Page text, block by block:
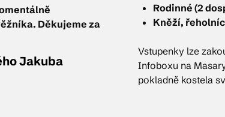
© 2026 Brána Jihlavy
Děkujeme za
Jakuba
Rodinné (2
Kněží,
Vstupenky lze
Infoboxu na
pokladně kostela